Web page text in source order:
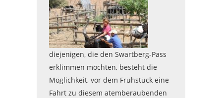
diejenigen, die den Swartberg-Pass
erklimmen möchten, besteht die
Möglichkeit, vor dem Frühstück eine
Fahrt zu diesem atemberaubenden